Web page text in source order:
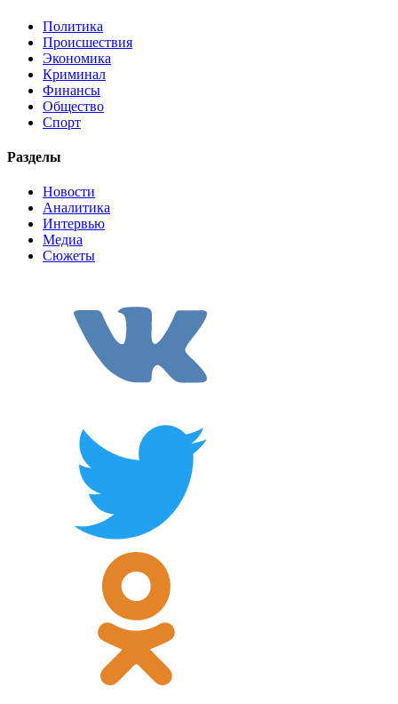
Политика
Происшествия
Экономика
Криминал
Финансы
Общество
Спорт
Разделы
Новости
Аналитика
Интервью
Медиа
Сюжеты